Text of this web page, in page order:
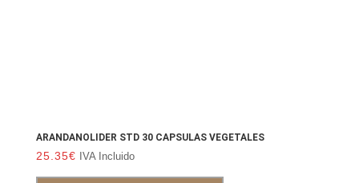
ARANDANOLIDER STD 30 CAPSULAS VEGETALES
25.35€ IVA Incluido